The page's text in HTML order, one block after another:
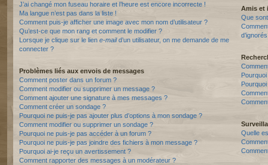
J’ai changé mon fuseau horaire et l’heure est encore incorrecte !
Ma langue n’est pas dans la liste !
Comment puis-je afficher une image avec mon nom d’utilisateur ?
Qu’est-ce que mon rang et comment le modifier ?
Lorsque je clique sur le lien e-maild’un utilisateur, on me demande de me
connecter ?
Problèmes liés aux envois de messages
Comment poster dans un forum ?
Comment modifier ou supprimer un message ?
Comment ajouter une signature à mes messages ?
Comment créer un sondage ?
Pourquoi ne puis-je pas ajouter plus d’options à mon sondage ?
Comment modifier ou supprimer un sondage ?
Pourquoi ne puis-je pas accéder à un forum ?
Pourquoi ne puis-je pas joindre des fichiers à mon message ?
Pourquoi ai-je reçu un avertissement ?
Comment rapporter des messages à un modérateur ?
Amis et
Que
Quelle